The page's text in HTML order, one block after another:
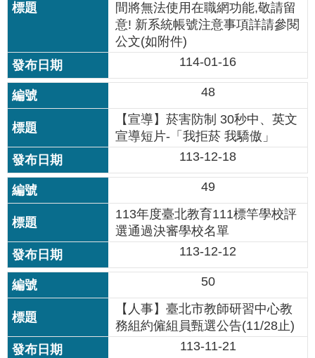
English
情
系
統
常
見
問
答
台
北
通
雙
語
詞
彙
隱
間將無法使用在職網功能,敬請留
意! 新系統帳號注意事項詳請參閱
公文(如附件)
114-01-16
48
【宣導】菸害防制 30秒中、英文
宣導短片-「我拒菸 我驕傲」
113-12-18
49
113年度臺北教育111標竿學校評
選通過決審學校名單
113-12-12
50
【人事】臺北市教師研習中心教
務組約僱組員甄選公告(11/28止)
113-11-21